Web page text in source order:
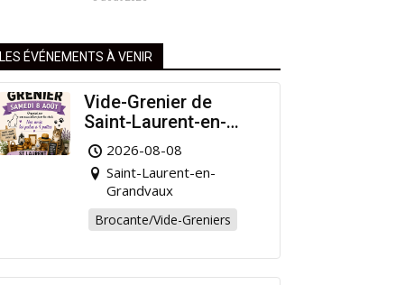
LES ÉVÉNEMENTS À VENIR
Vide-Grenier de
Saint-Laurent-en-
Grandvaux : Venez
chiner pour la bonne
cause !
2026-08-08
Saint-Laurent-en-
Grandvaux
Brocante/Vide-Greniers